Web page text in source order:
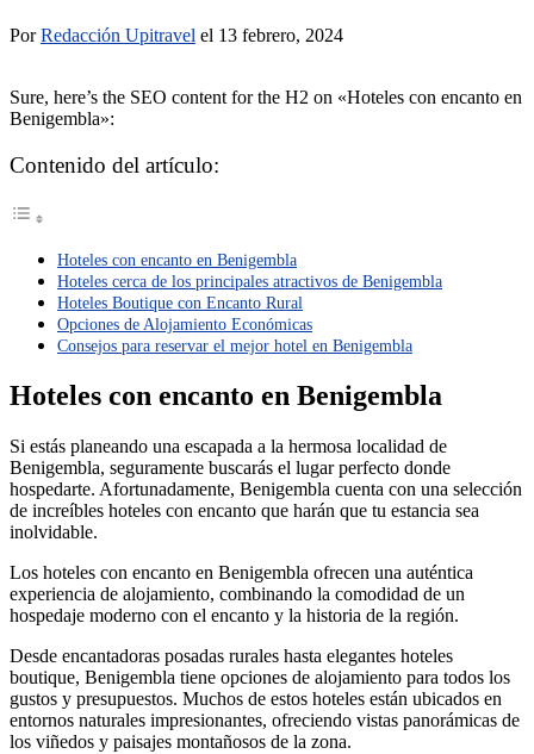
PorRedacción Upitravel el 13 febrero, 2024
Sure, here’s the SEO content for the H2 on «Hoteles con encanto en
Benigembla»:
Contenido del artículo:
Hoteles con encanto en Benigembla
Hoteles cerca de los principales atractivos de Benigembla
Hoteles Boutique con Encanto Rural
Opciones de Alojamiento Económicas
Consejos para reservar el mejor hotel en Benigembla
Hoteles con encanto en Benigembla
Si estás planeando una escapada a la hermosa localidad de
Benigembla, seguramente buscarás el lugar perfecto donde
hospedarte. Afortunadamente, Benigembla cuenta con una selección
de increíbles hoteles con encanto que harán que tu estancia sea
inolvidable.
Los hoteles con encanto en Benigembla ofrecen una auténtica
experiencia de alojamiento, combinando la comodidad de un
hospedaje moderno con el encanto y la historia de la región.
Desde encantadoras posadas rurales hasta elegantes hoteles
boutique, Benigembla tiene opciones de alojamiento para todos los
gustos y presupuestos. Muchos de estos hoteles están ubicados en
entornos naturales impresionantes, ofreciendo vistas panorámicas de
los viñedos y paisajes montañosos de la zona.